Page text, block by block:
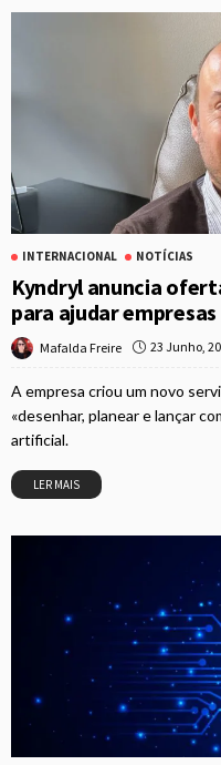
INTERNACIONAL NOTÍCIAS
Kyndryl anuncia
para ajudar
Mafalda Freire 23 Junho,
A empresa criou um novo
«desenhar, planear e lançar
artificial.
LER MAIS